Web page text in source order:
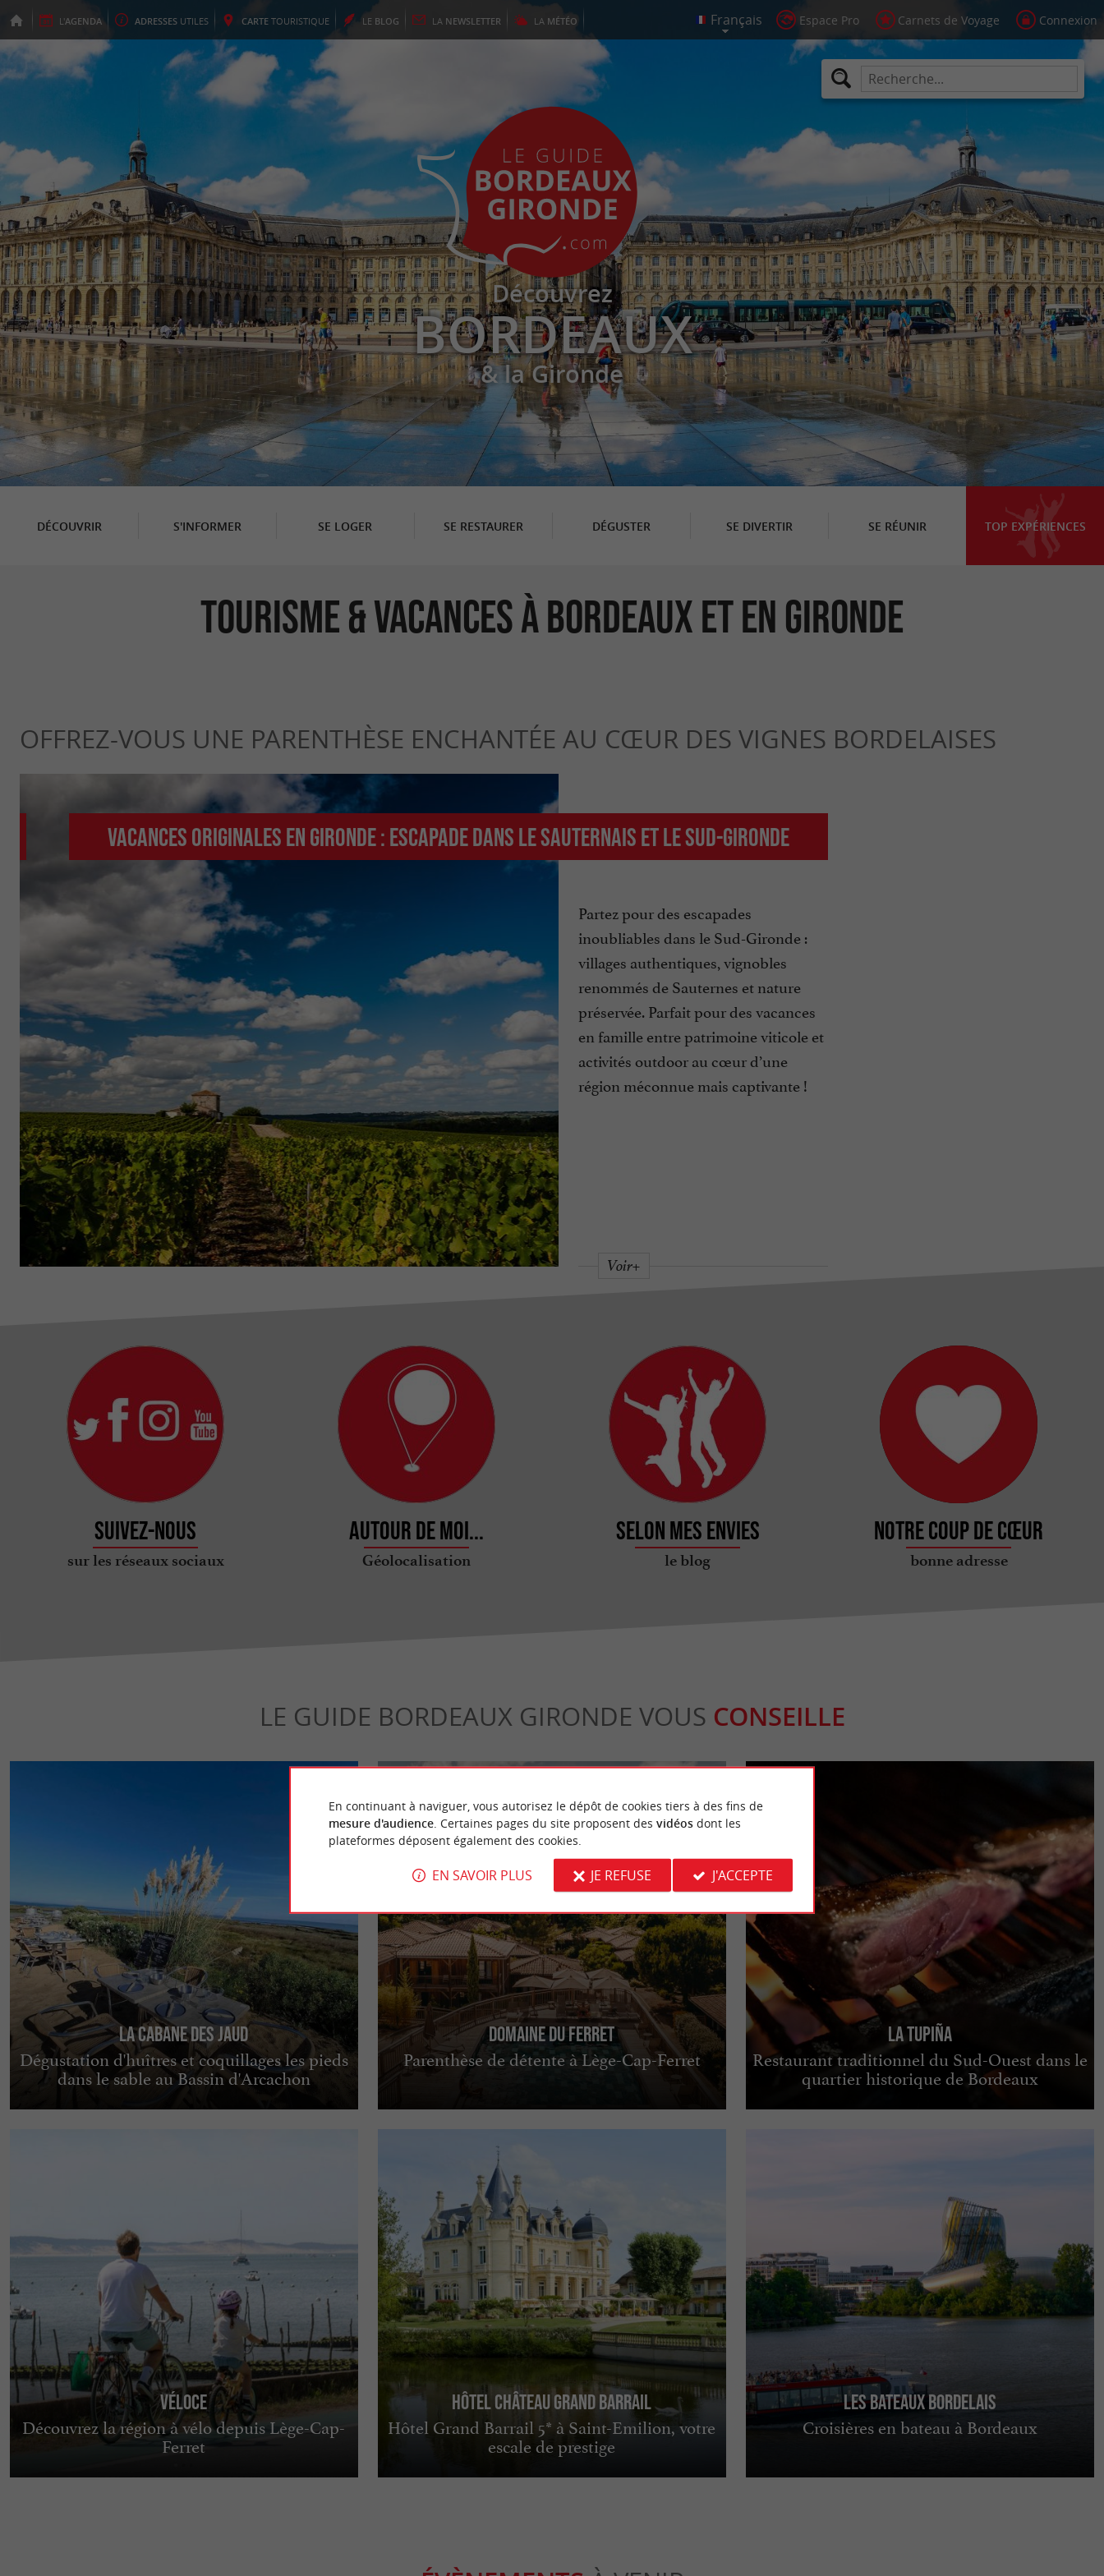
L'AGENDA ADRESSES UTILES CARTE TOURISTIQUE LE BLOG LA NEWSLETTER LA MÉTÉO Espace Pro Carnets de Voyage Connexion
Découvrez
BORDEAUX
& la Gironde
DÉCOUVRIR S'INFORMER SE LOGER SE RESTAURER DÉGUSTER SE DIVERTIR SE RÉUNIR TOP EXPÉRIENCES
Tourisme & Vacances à Bordeaux et en Gironde
OFFREZ-VOUS UNE PARENTHÈSE ENCHANTÉE AU CŒUR DES VIGNES BORDELAISES
Vacances originales en Gironde : Escapade dans le Sauternais et le sud-Gironde
Partez pour des escapades
inoubliables dans le Sud-Gironde :
villages authentiques, vignobles
renommés de Sauternes et nature
préservée. Parfait pour des vacances
en famille entre patrimoine viticole et
activités outdoor au cœur d’une
région méconnue mais captivante !
Voir+
Suivez-nous
sur les réseaux sociaux
Autour de moi...
Géolocalisation
Selon mes envies
le blog
Notre coup de cœur
bonne adresse
LE GUIDE BORDEAUX GIRONDE VOUS CONSEILLE
La Cabane des Jaud
Dégustation d'huîtres et coquillages les pieds
dans le sable au Bassin d'Arcachon
Domaine du Ferret
Parenthèse de détente à Lège-Cap-Ferret
La Tupiña
Restaurant traditionnel du Sud-Ouest dans le
quartier historique de Bordeaux
Véloce
Découvrez la région à vélo depuis Lège-Cap-
Ferret
Hôtel Château Grand Barrail
Hôtel Grand Barrail 5* à Saint-Emilion, votre
escale de prestige
Les Bateaux Bordelais
Croisières en bateau à Bordeaux
En continuant à naviguer, vous autorisez le dépôt de cookies tiers à des fins de
mesure d'audience. Certaines pages du site proposent des vidéosdont les
plateformes déposent également des cookies.
EN SAVOIR PLUS JE REFUSE J'ACCEPTE